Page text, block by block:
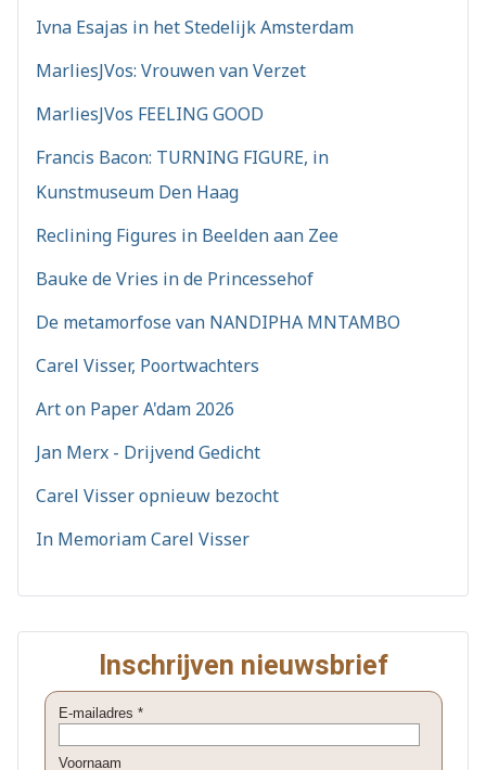
Ivna Esajas in het Stedelijk Amsterdam
MarliesJVos: Vrouwen van Verzet
MarliesJVos FEELING GOOD
Francis Bacon: TURNING FIGURE, in
Kunstmuseum Den Haag
Reclining Figures in Beelden aan Zee
Bauke de Vries in de Princessehof
De metamorfose van NANDIPHA MNTAMBO
Carel Visser, Poortwachters
Art on Paper A'dam 2026
Jan Merx - Drijvend Gedicht
Carel Visser opnieuw bezocht
In Memoriam Carel Visser
Inschrijven nieuwsbrief